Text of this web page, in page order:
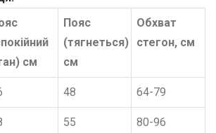
см
Пояс
(тягнеться)
см
Обхват
стегон, см
48 64-79
55 80-96